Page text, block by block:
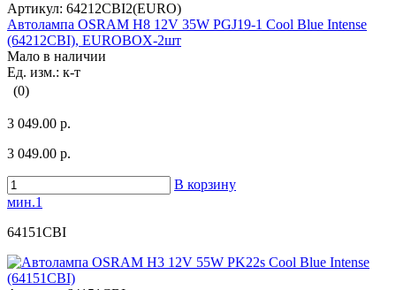
Артикул: 64212CBI2(EURO)
Автолампа OSRAM H8 12V 35W PGJ19-1 Cool Blue Intense
(64212CBI), EUROBOX-2шт
Мало в наличии
Ед. изм.: к-т
(0)
3 049.00 р.
3 049.00 р.
В корзину
мин.1
64151CBI